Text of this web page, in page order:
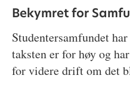
Bekymret for
Studentersamfundet
taksten er for høy og
for videre drift om det